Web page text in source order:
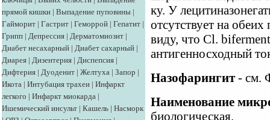
прямой кишки | Выпадение пуповины |
Гайморит | Гастрит | Геморрой | Гепатит |
Грипп | Депрессия | Дерматомиозит |
Диабет несахарный | Диабет сахарный |
Диарея | Дизентерия | Диспепсия |
Дифтерия | Дуоденит | Желтуха | Запор |
Икота | Интубация трахеи | Инфаркт
легкого | Инфаркт миокарда |
Ишемический инсульт | Кашель | Насморк
ку. У
отсутствует на
виду, что Cl.
антигенносходный
Назофарингит - см.
Наименование
биологическая.